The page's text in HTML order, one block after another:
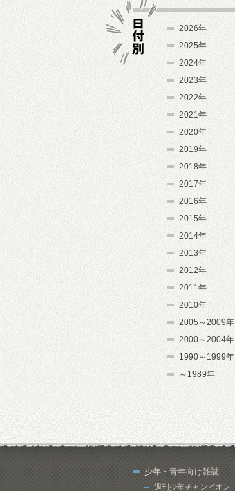
2026年
2025年
2024年
2023年
2022年
2021年
2020年
2019年
2018年
2017年
2016年
2015年
2014年
2013年
2012年
2011年
2010年
2005～2009年
2000～2004年
1990～1999年
～1989年
少年・青年向け雑誌
週刊少年チャンピオン